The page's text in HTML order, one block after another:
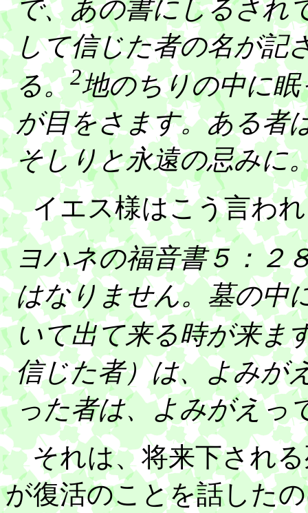
で、あの書にしるされ
して信じた者の名が記
る。2地のちりの中に
が目をさます。ある者
そしりと永遠の忌みに
イエス様はこう言われ
ヨハネの福音書５：２
はなりません。墓の中
いて出て来る時が来ま
信じた者）は、よみが
った者は、よみがえっ
それは、将来下される
が復活のことを話した